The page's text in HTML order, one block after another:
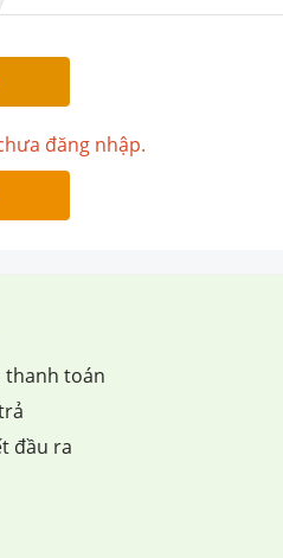
đăng nhập.
thanh toán
đầu ra